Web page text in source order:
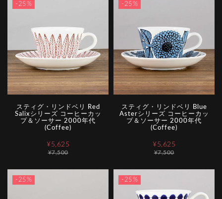
-25%
スティグ・リンドベリ Red
Salixシリーズ コーヒーカッ
プ＆ソーサー 2000年代
(Coffee)
¥7,500
¥5,625
-25%
スティグ・リンドベリ Blue
Asterシリーズ コーヒーカッ
プ＆ソーサー 2000年代
(Coffee)
¥7,500
¥5,625
-25% -25%